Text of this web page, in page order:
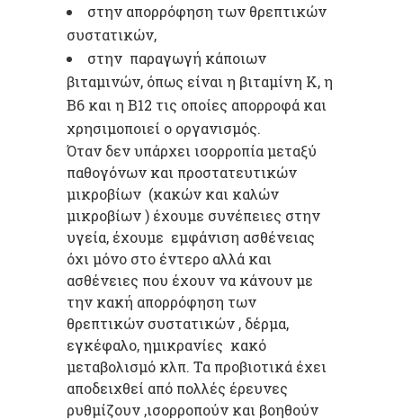
στην απορρόφηση των θρεπτικών
συστατικών,
στην παραγωγή κάποιων
βιταμινών, όπως είναι η βιταμίνη Κ, η
Β6 και η Β12 τις οποίες απορροφά και
χρησιμοποιεί ο οργανισμός.
Όταν δεν υπάρχει ισορροπία μεταξύ
παθογόνων και προστατευτικών
μικροβίων (κακών και καλών
μικροβίων ) έχουμε συνέπειες στην
υγεία, έχουμε εμφάνιση ασθένειας
όχι μόνο στο έντερο αλλά και
ασθένειες που έχουν να κάνουν με
την κακή απορρόφηση των
θρεπτικών συστατικών , δέρμα,
εγκέφαλο, ημικρανίες κακό
μεταβολισμό κλπ. Τα προβιοτικά έχει
αποδειχθεί από πολλές έρευνες
ρυθμίζουν ,ισορροπούν και βοηθούν